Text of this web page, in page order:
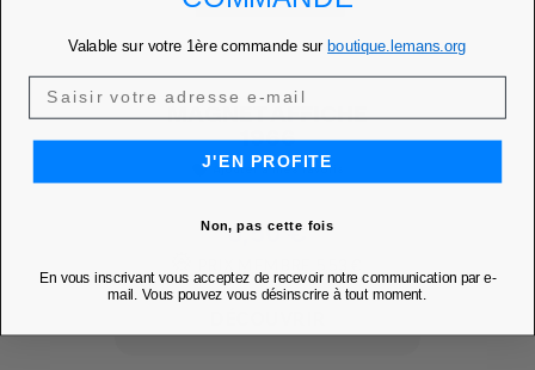
MAGNET AFFICHE
1966
favoriteAjouter à mes favoris
Prix
6,50 €
Valable sur votre 1ère commande sur boutique.lemans.org
J'EN PROFITE
Non, pas cette fois
En vous inscrivant vous acceptez de recevoir notre communication par e-
mail. Vous pouvez vous désinscrire à tout moment.